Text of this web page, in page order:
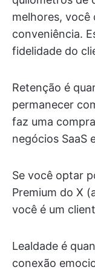
melhores, você
conveniência.
fidelidade do
Retenção é
permanecer
faz uma
negócios SaaS
Se você optar
Premium do X
você é um
Lealdade é
conexão